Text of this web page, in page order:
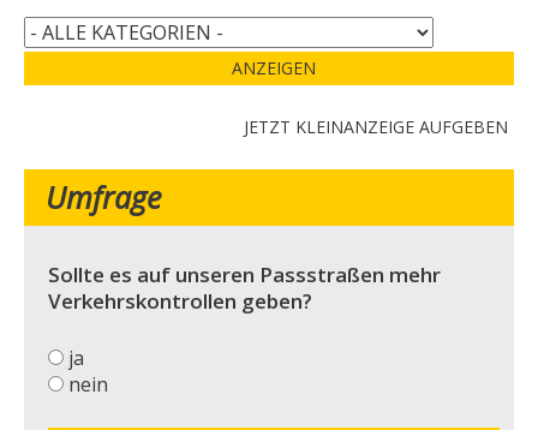
ANZEIGEN
JETZT KLEINANZEIGE AUFGEBEN
Umfrage
Sollte es auf unseren Passstraßen mehr
Verkehrskontrollen geben?
ja
nein